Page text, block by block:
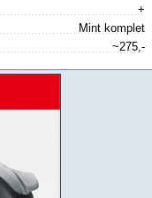
+
Mint komplet
~275,-